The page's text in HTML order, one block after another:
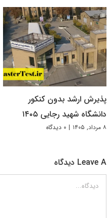
پذیرش ارشد بدون کنکور
دانشگاه شهید رجایی ۱۴۰۵
۸ مرداد, ۱۴۰۵ | ۰ دیدگاه
Leave A دیدگاه
دیدگاه